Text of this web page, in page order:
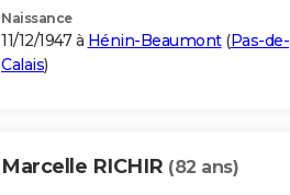
Naissance
11/12/1947 à Hénin-Beaumont(Pas-de-
Calais)
Marcelle RICHIR (82 ans)